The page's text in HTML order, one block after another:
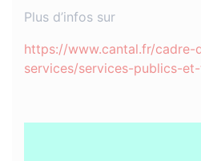
Plus d’infos sur
https://www.cantal.fr/cadre-
services/services-publics-